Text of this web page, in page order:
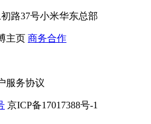
路37号小米华东总部
主页 商务合作
服务协议
京ICP备17017388号-1